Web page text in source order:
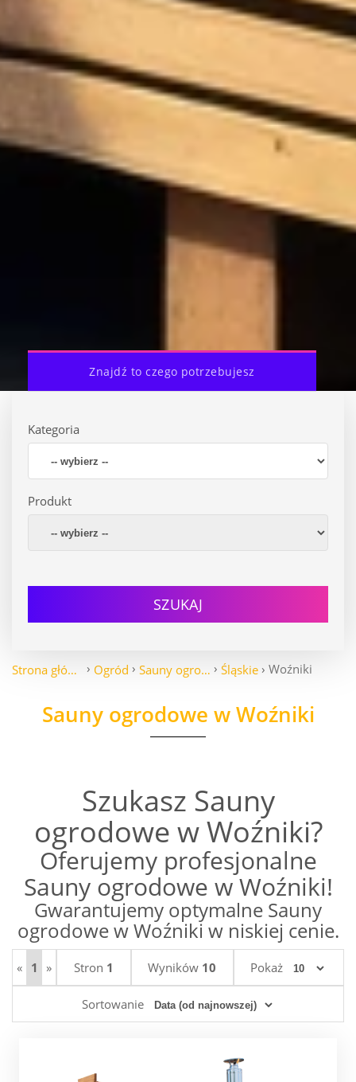
Znajdź to czego potrzebujesz
Kategoria
Produkt
SZUKAJ
Strona główna Ogród Sauny ogrodowe Śląskie Woźniki
Sauny ogrodowe w Woźniki
Szukasz Sauny
ogrodowe w Woźniki?
Oferujemy profesjonalne
Sauny ogrodowe w Woźniki!
Gwarantujemy optymalne Sauny
ogrodowe w Woźniki w niskiej cenie.
« 1 » Stron 1 Wyników 10 Pokaż
Sortowanie